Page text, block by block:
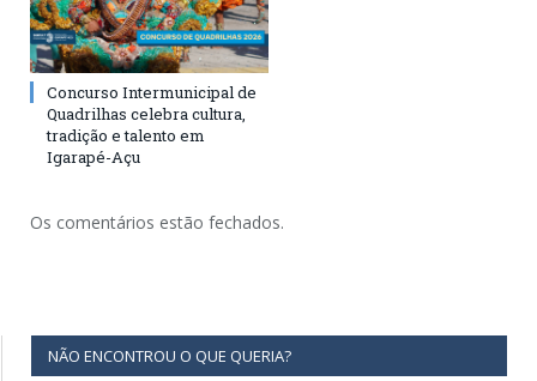
Concurso Intermunicipal de
Quadrilhas celebra cultura,
tradição e talento em
Igarapé-Açu
Os comentários estão fechados.
NÃO ENCONTROU O QUE QUERIA?